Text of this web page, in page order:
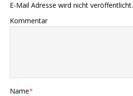
E-Mail Adresse wird nicht veröffentlicht.
Kommentar
Name*